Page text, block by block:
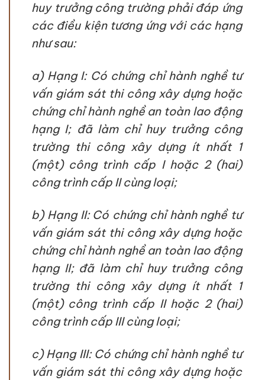
huy trưởng công trường phải đáp ứng
các điều kiện tương ứng với các hạng
như sau:
a) Hạng I: Có chứng chỉ hành nghề tư
vấn giám sát thi công xây dựng hoặc
chứng chỉ hành nghề an toàn lao động
hạng I; đã làm chỉ huy trưởng công
trường thi công xây dựng ít nhất 1
(một) công trình cấp I hoặc 2 (hai)
công trình cấp II cùng loại;
b) Hạng II: Có chứng chỉ hành nghề tư
vấn giám sát thi công xây dựng hoặc
chứng chỉ hành nghề an toàn lao động
hạng II; đã làm chỉ huy trưởng công
trường thi công xây dựng ít nhất 1
(một) công trình cấp II hoặc 2 (hai)
công trình cấp III cùng loại;
c) Hạng III: Có chứng chỉ hành nghề tư
vấn giám sát thi công xây dựng hoặc